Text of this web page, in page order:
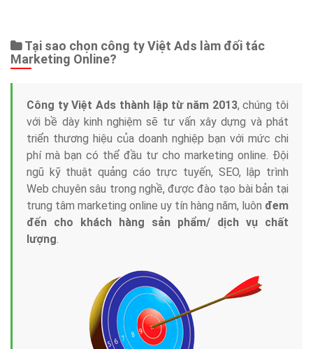
Tại sao chọn công ty Việt Ads làm đối tác
Marketing Online?
Công ty Việt Ads thành lập từ năm 2013, chúng tôi
với bề dày kinh nghiệm sẽ tư vấn xây dựng và phát
triển thương hiệu của doanh nghiệp bạn với mức chi
phí mà bạn có thể đầu tư cho marketing online. Đội
ngũ kỹ thuật quảng cáo trực tuyến, SEO, lập trình
Web chuyên sâu trong nghề, được đào tạo bài bản tại
trung tâm marketing online uy tín hàng năm, luôn đem
đến cho khách hàng sản phẩm/ dịch vụ chất
lượng.